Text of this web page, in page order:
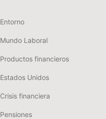
Entorno
Mundo Laboral
Productos financieros
Estados Unidos
Crisis financiera
Pensiones